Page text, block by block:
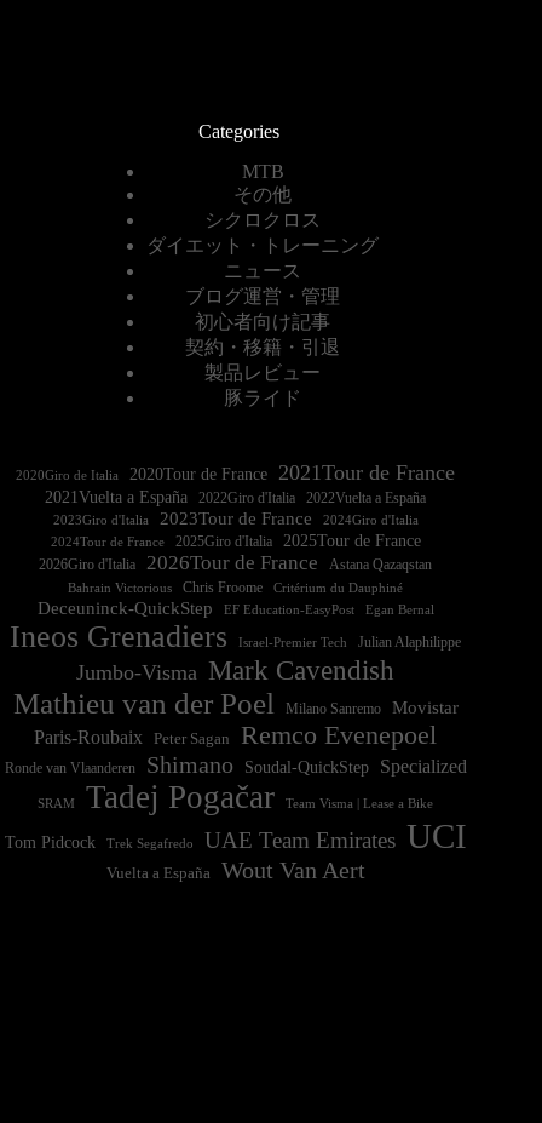
Categories
MTB
その他
シクロクロス
ダイエット・トレーニング
ニュース
ブログ運営・管理
初心者向け記事
契約・移籍・引退
製品レビュー
豚ライド
2020Giro de Italia 2020Tour de France 2021Tour de France
2021Vuelta a España 2022Vuelta a España
2023Giro d'Italia 2023Tour de France
2024Tour de France
2025Giro d'Italia 2025Tour de France
2026Giro d'Italia 2026Tour de France Astana Qazaqstan
Bahrain Victorious Chris Froome Critérium du Dauphiné
Deceuninck-QuickStep EF Education-EasyPost Egan Bernal
Ineos Grenadiers Israel-Premier Tech Julian Alaphilippe
Jumbo-Visma Mark Cavendish
Mathieu van der Poel Milano Sanremo
Movistar
Paris-Roubaix
Peter Sagan Remco Evenepoel
Ronde van Vlaanderen Shimano Soudal-QuickStep Specialized
SRAM Tadej Pogačar Team Visma | Lease a Bike
Tom Pidcock Trek Segafredo UAE Team Emirates UCI
Vuelta a España Wout Van Aert